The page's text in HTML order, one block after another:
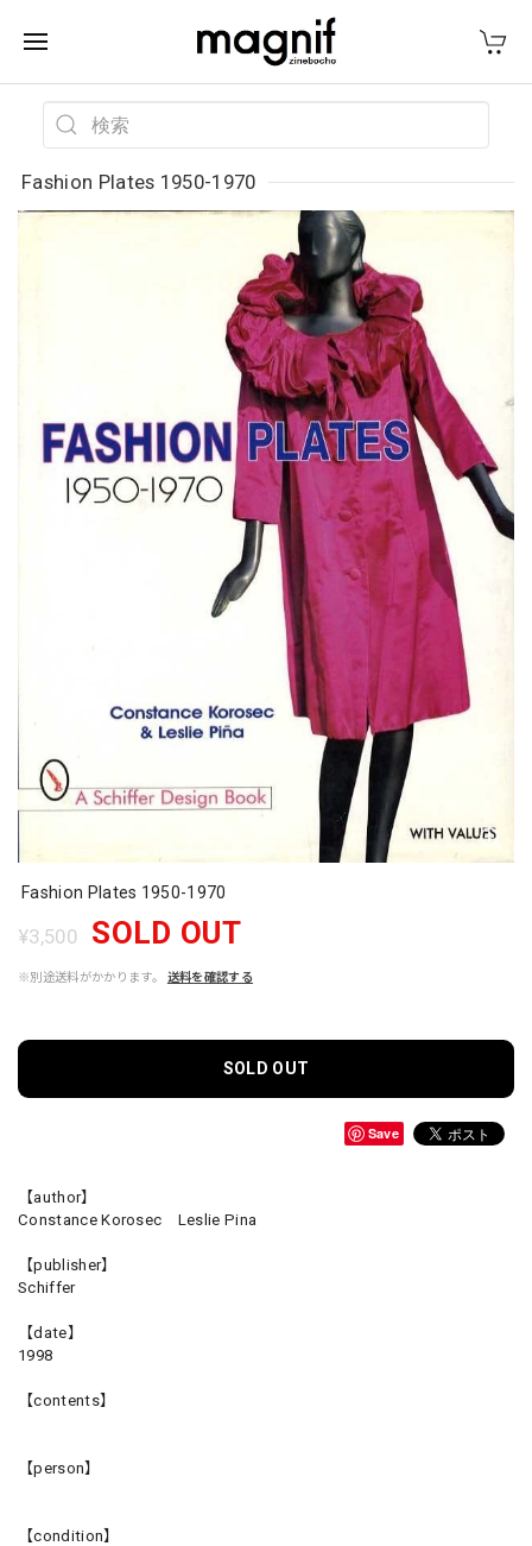
Fashion Plates 1950-1970
Fashion Plates 1950-1970
¥3,500 SOLD OUT
※別途送料がかかります。 送料を確認する
SOLD OUT
Save
【author】
Constance Korosec Leslie Pina
【publisher】
Schiffer
【date】
1998
【contents】
【person】
【condition】